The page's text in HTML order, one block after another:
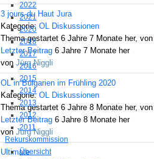
2022
2021
2020
2018
2017
2016
2015
2014
2013
2012
2011
Rekurskommission
Übersicht
3 jours du Haut Jura
Kategorie: OL Diskussionen
Thema gestartet 6 Jahre 7 Monate her, von
Letzter Beitrag 6 Jahre 7 Monate her
von Jürg Niggli
OL in Bulgarien im Frühling 2020
Kategorie: OL Diskussionen
Thema gestartet 6 Jahre 8 Monate her, von
Letzter Beitrag 6 Jahre 8 Monate her
von Jürg Niggli
Ultimate